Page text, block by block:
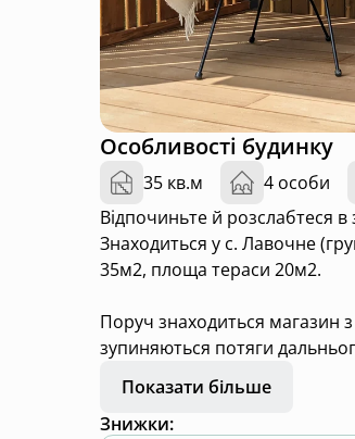
Особливості будинку
35 кв.м 4 особи
Відпочиньте й розслабтеся
Знаходиться у с. Лавочне
35м2, площа тераси 20м2.
Поруч знаходиться магазин з
зупиняються потяги
🌿 Що вас чекає:
Показати більше
Знижки: